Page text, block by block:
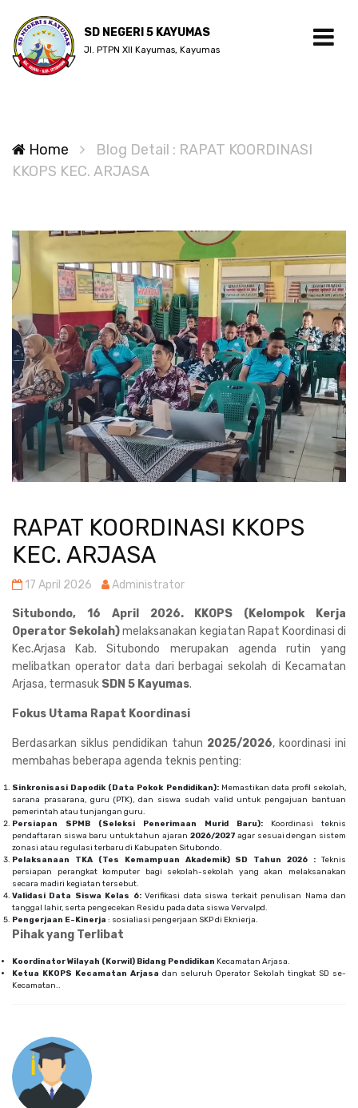
SD NEGERI 5 KAYUMAS
Jl. PTPN XII Kayumas, Kayumas
Home
Blog Detail : RAPAT KOORDINASI
KKOPS KEC. ARJASA
RAPAT KOORDINASI KKOPS
KEC. ARJASA
17 April 2026 Administrator
Situbondo, 16 April 2026. KKOPS (Kelompok Kerja
Operator Sekolah)melaksanakan kegiatan Rapat Koordinasi di
Kec.Arjasa Kab. Situbondo merupakan agenda rutin yang
melibatkan operator data dari berbagai sekolah di Kecamatan
Arjasa, termasuk SDN 5 Kayumas.
Fokus Utama Rapat Koordinasi
Berdasarkan siklus pendidikan tahun 2025/2026, koordinasi ini
membahas beberapa agenda teknis penting:
Sinkronisasi Dapodik (Data Pokok Pendidikan):Memastikan data profil sekolah,
sarana prasarana, guru (PTK), dan siswa sudah valid untuk pengajuan bantuan
pemerintah atau tunjangan guru.
Persiapan SPMB (Seleksi Penerimaan Murid Baru): Koordinasi teknis
pendaftaran siswa baru untuk tahun ajaran 2026/2027 agar sesuai dengan sistem
zonasi atau regulasi terbaru di Kabupaten Situbondo.
Pelaksanaan TKA (Tes Kemampuan Akademik) SD Tahun 2026 : Teknis
persiapan perangkat komputer bagi sekolah-sekolah yang akan melaksanakan
secara madiri kegiatan tersebut.
Validasi Data Siswa Kelas 6:Verifikasi data siswa terkait penulisan Nama dan
tanggal lahir, serta pengecekan Residu pada data siswa Vervalpd.
Pengerjaan E-Kinerja : sosialiasi pengerjaan SKP di Eknierja.
Pihak yang Terlibat
Koordinator Wilayah (Korwil) Bidang Pendidikan Kecamatan Arjasa.
Ketua KKOPS Kecamatan Arjasa dan seluruh Operator Sekolah tingkat SD se-
Kecamatan..